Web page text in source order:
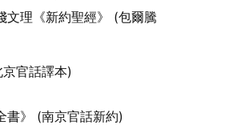
文理《新約聖經》 (包爾騰
官話譯本)
書》 (南京官話新約)